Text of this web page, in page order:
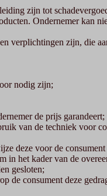
zijn tot
Ondernemer kan
verplichtingen zijn, die
nodig zijn;
de prijs garandeert;
van de techniek voor
deze voor de consument
het kader van de
gesloten;
de consument deze